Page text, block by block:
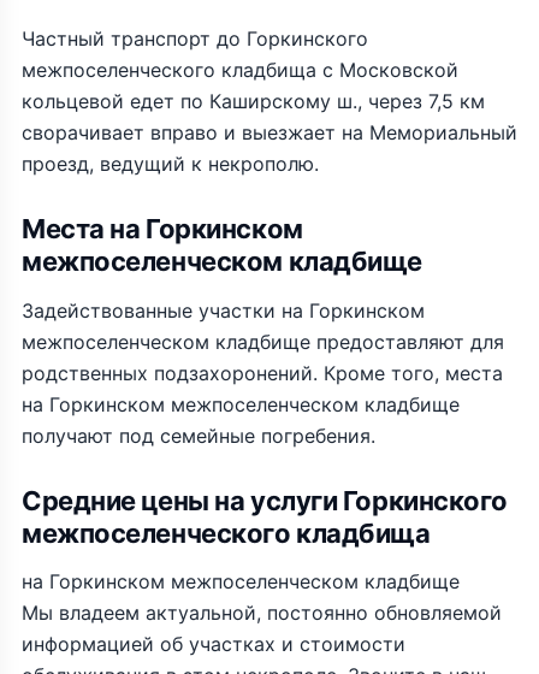
Частный транспорт до Горкинского
межпоселенческого кладбища с Московской
кольцевой едет по Каширскому ш., через 7,5 км
сворачивает вправо и выезжает на Мемориальный
проезд, ведущий к некрополю.
Места на Горкинском
межпоселенческом кладбище
Задействованные участки на Горкинском
межпоселенческом кладбище предоставляют для
родственных подзахоронений. Кроме того, места
на Горкинском межпоселенческом кладбище
получают под семейные погребения.
Средние цены на услуги Горкинского
межпоселенческого кладбища
на Горкинском межпоселенческом кладбище
Мы владеем актуальной, постоянно обновляемой
информацией об участках и стоимости